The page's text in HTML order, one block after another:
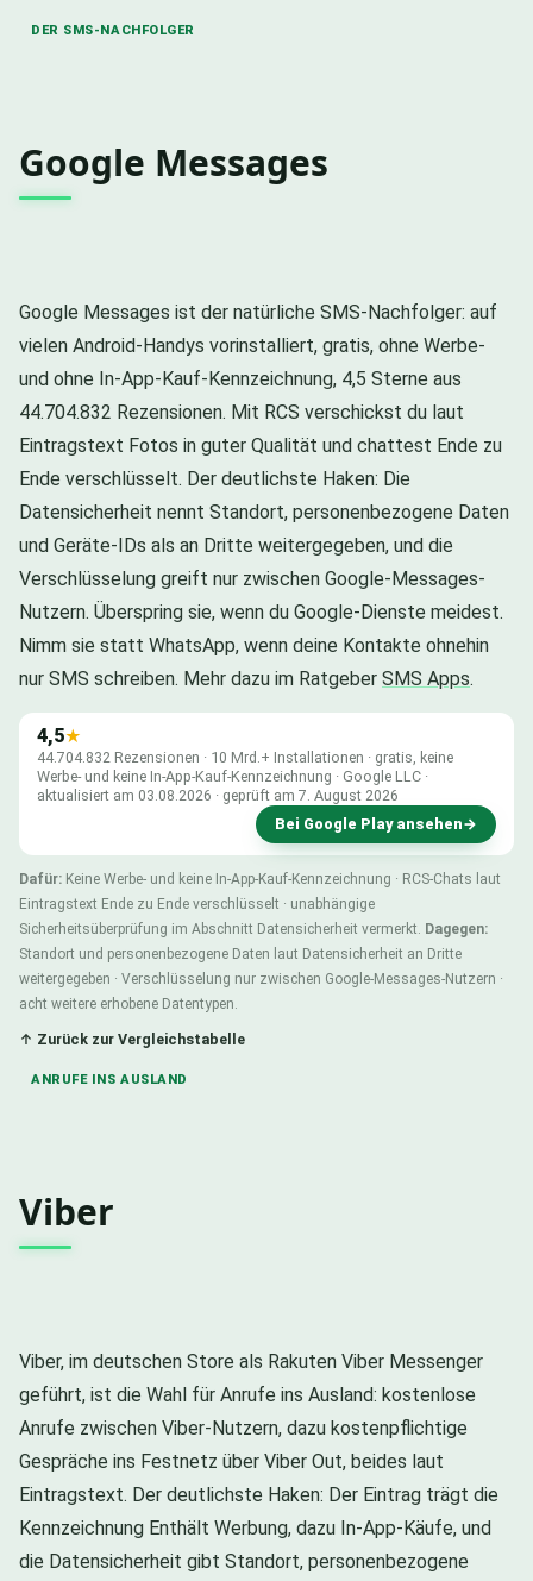
DER SMS-NACHFOLGER
Google Messages
Google Messages ist der natürliche SMS-Nachfolger: auf
vielen Android-Handys vorinstalliert, gratis, ohne Werbe-
und ohne In-App-Kauf-Kennzeichnung, 4,5 Sterne aus
44.704.832 Rezensionen. Mit RCS verschickst du laut
Eintragstext Fotos in guter Qualität und chattest Ende zu
Ende verschlüsselt. Der deutlichste Haken: Die
Datensicherheit nennt Standort, personenbezogene Daten
und Geräte-IDs als an Dritte weitergegeben, und die
Verschlüsselung greift nur zwischen Google-Messages-
Nutzern. Überspring sie, wenn du Google-Dienste meidest.
Nimm sie statt WhatsApp, wenn deine Kontakte ohnehin
nur SMS schreiben. Mehr dazu im Ratgeber SMS Apps.
4,5★
44.704.832 Rezensionen · 10 Mrd.+ Installationen · gratis, keine
Werbe- und keine In-App-Kauf-Kennzeichnung · Google LLC ·
aktualisiert am 03.08.2026 · geprüft am 7. August 2026
Bei Google Play ansehen→
Dafür: Keine Werbe- und keine In-App-Kauf-Kennzeichnung · RCS-Chats laut
Eintragstext Ende zu Ende verschlüsselt · unabhängige
Sicherheitsüberprüfung im Abschnitt Datensicherheit vermerkt. Dagegen:
Standort und personenbezogene Daten laut Datensicherheit an Dritte
weitergegeben · Verschlüsselung nur zwischen Google-Messages-Nutzern ·
acht weitere erhobene Datentypen.
↑ Zurück zur Vergleichstabelle
ANRUFE INS AUSLAND
Viber
Viber, im deutschen Store als Rakuten Viber Messenger
geführt, ist die Wahl für Anrufe ins Ausland: kostenlose
Anrufe zwischen Viber-Nutzern, dazu kostenpflichtige
Gespräche ins Festnetz über Viber Out, beides laut
Eintragstext. Der deutlichste Haken: Der Eintrag trägt die
Kennzeichnung Enthält Werbung, dazu In-App-Käufe, und
die Datensicherheit gibt Standort, personenbezogene